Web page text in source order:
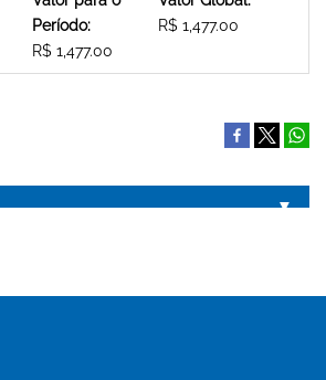
Período:
R$ 1,477.00
R$ 1,477.00